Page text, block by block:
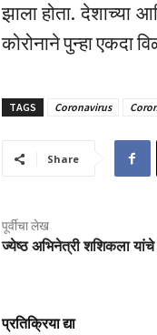
झाला होता. देशाच्या
कोरोनाने पुन्हा एकदा
TAGS Coronavirus
Share
पूर्वीचा लेख
ज्येष्ठ अभिनेत्री शशिकला
प्रतिक्रिया द्या